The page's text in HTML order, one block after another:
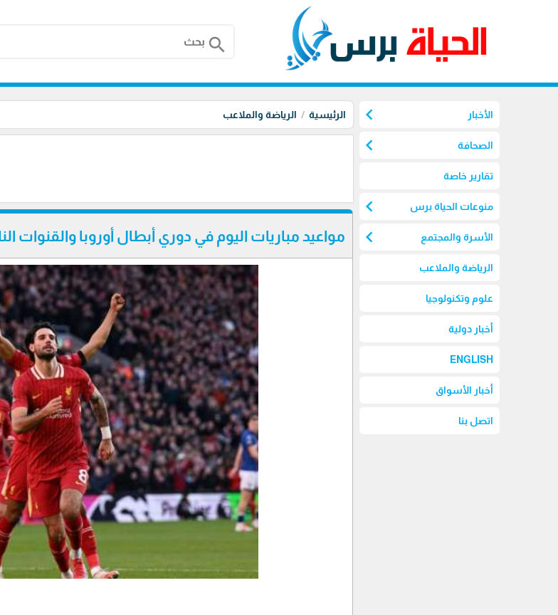
search
الأخبار chevron_left
الصحافة chevron_left
تقارير خاصة
منوعات الحياة برس chevron_left
الأسرة والمجتمع chevron_left
الرياضة والملاعب
علوم وتكنولوجيا
أخبار دولية
ENGLISH
أخبار الأسواق
اتصل بنا
الرئيسية الرياضة والملاعب
مواعيد مباريات اليوم في دوري أبطال أوروبا والقنوات